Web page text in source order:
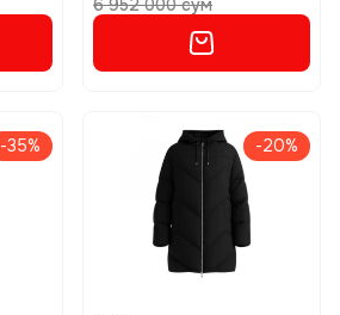
6 952 000 сум
-35% -20%